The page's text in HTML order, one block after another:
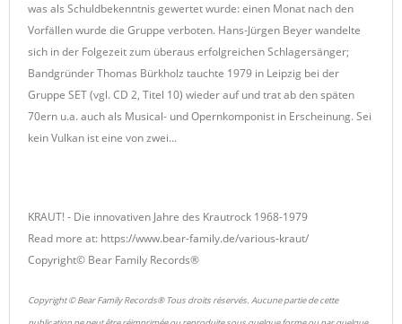
was als Schuldbekenntnis gewertet wurde: einen Monat nach den
Vorfällen wurde die Gruppe verboten. Hans-Jürgen Beyer wandelte
sich in der Folgezeit zum überaus erfolgreichen Schlagersänger;
Bandgründer Thomas Bürkholz tauchte 1979 in Leipzig bei der
Gruppe SET (vgl. CD 2, Titel 10) wieder auf und trat ab den späten
70ern u.a. auch als Musical- und Opernkomponist in Erscheinung. Sei
kein Vulkan ist eine von zwei...
KRAUT! - Die innovativen Jahre des Krautrock 1968-1979
Read more at: https://www.bear-family.de/various-kraut/
Copyright© Bear Family Records®
Copyright © Bear Family Records® Tous droits réservés. Aucune partie de cette